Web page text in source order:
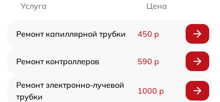
Услуга Цена
Ремонт капиллярной трубки 450 р
Ремонт контроллеров 590 р
Ремонт электронно-лучевой
трубки
1000 р